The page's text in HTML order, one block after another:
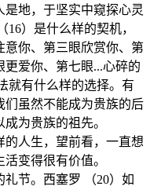
地，于坚实中窥探心灵
）是什么样的契机，
意你、第三眼欣赏你、第
爱你、第七眼...心碎的
就有什么样的选择。有
们虽然不能成为贵族的后
为贵族的祖先。
的人生，望前看，一直想
变得很有价值。
礼节。西塞罗 （20）如